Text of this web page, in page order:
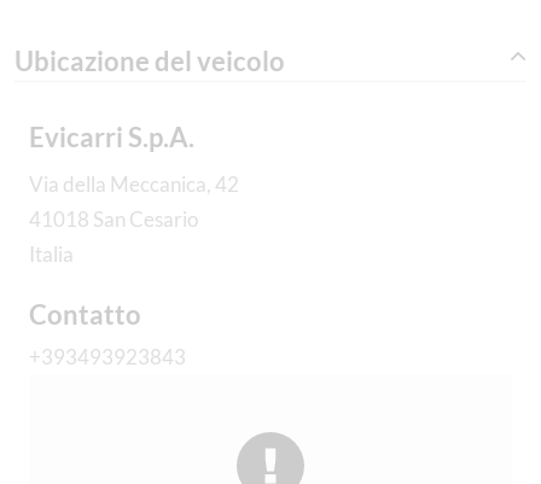
Ubicazione del veicolo
Evicarri S.p.A.
Via della Meccanica, 42
41018 San Cesario
Italia
Contatto
+393493923843